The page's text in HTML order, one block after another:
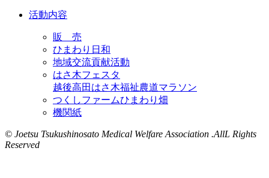
活動内容
販 売
ひまわり日和
地域交流貢献活動
はさ木フェスタ
越後高田はさ木福祉農道マラソン
つくしファームひまわり畑
機関紙
© Joetsu Tsukushinosato Medical Welfare Association .AllL Rights
Reserved